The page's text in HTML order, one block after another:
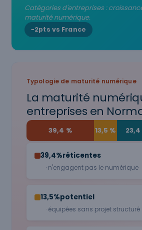
Catégories d'entreprises :
maturité numérique.
−2pts vs France
Typologie de maturité numérique
La maturité
entreprises en
39,4 % 13,5 % 23,4
39,4%réticentes
· n'engagent pas le numérique
13,5%potentiel
· équipées sans projet structuré